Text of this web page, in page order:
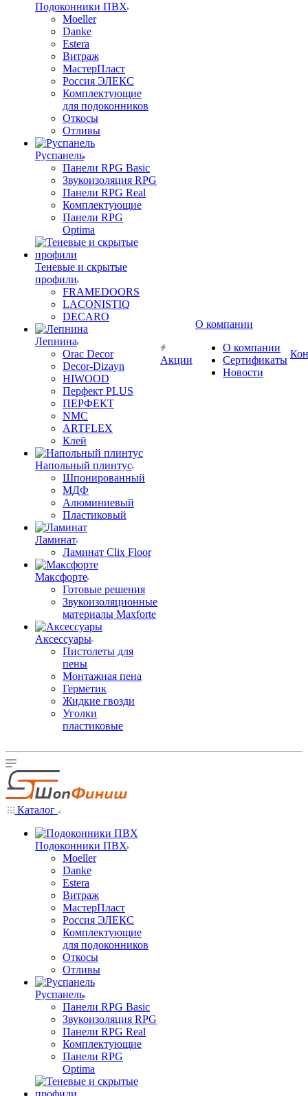
Подоконники ПВХ
Moeller
Danke
Estera
Витраж
МастерПласт
Россия ЭЛЕКС
Комплектующие
для подоконников
Откосы
Отливы
Руспанель
Панели RPG Basic
Звукоизоляция RPG
Панели RPG Real
Комплектующие
Панели RPG
Optima
Теневые и скрытые
профили
FRAMEDOORS
LACONISTIQ
DECARO
Лепнина
Orac Decor
Decor-Dizayn
HIWOOD
Перфект PLUS
ПЕРФЕКТ
NMC
ARTFLEX
Клей
Напольный плинтус
Шпонированный
МДФ
Алюминиевый
Пластиковый
Ламинат
Ламинат Clix Floor
Максфорте
Готовые решения
Звукоизоляционные
материалы Maxforte
Аксессуары
Пистолеты для
пены
Монтажная пена
Герметик
Жидкие гвозди
Уголки
пластиковые
Акции
О компании
О компании
Сертификаты
Новости
Каталог
Подоконники ПВХ
Moeller
Danke
Estera
Витраж
МастерПласт
Россия ЭЛЕКС
Комплектующие
для подоконников
Откосы
Отливы
Руспанель
Панели RPG Basic
Звукоизоляция RPG
Панели RPG Real
Комплектующие
Панели RPG
Optima